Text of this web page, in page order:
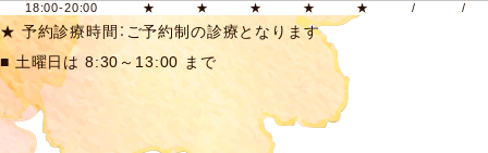
18:00-20:00
★ ★ ★ ★ ★ / /
★ 予約診療時間：ご予約制の診療となります
■ 土曜日は 8:30～13:00 まで